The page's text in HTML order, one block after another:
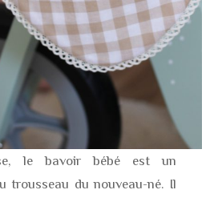
le bavoir bébé est un
trousseau du nouveau-né. Il